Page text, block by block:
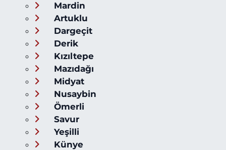
Mardin
Artuklu
Dargeçit
Derik
Kızıltepe
Mazıdağı
Midyat
Nusaybin
Ömerli
Savur
Yeşilli
Künye